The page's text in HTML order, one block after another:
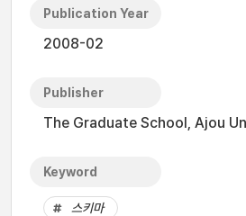
Publication Year
2008-02
Publisher
The Graduate School, Ajou
Keyword
스키마